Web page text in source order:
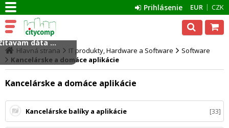
EUR CZK
Prihlásenie
Hlavná strana IT produkty, Hardware a Software
Software
Kancelárske a domáce aplikácie
Kancelárske a domáce aplikácie
Kancelárske balíky a aplikácie 33
dáta ...